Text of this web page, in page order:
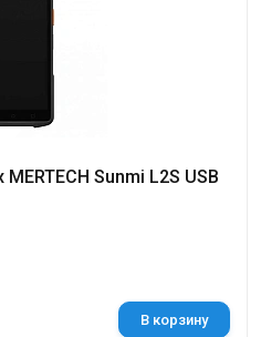
Sunmi L2S USB
В корзину